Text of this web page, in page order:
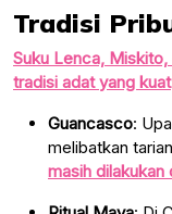
Tradisi
Suku Lenca,
tradisi adat yang kuat
Guancasco:
melibatkan
masih